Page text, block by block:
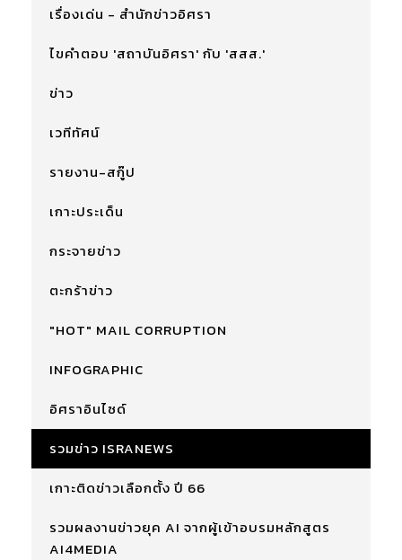
เรื่องเด่น - สำนักข่าวอิศรา
ไขคำตอบ 'สถาบันอิศรา' กับ 'สสส.'
ข่าว
เวทีทัศน์
รายงาน-สกู๊ป
เกาะประเด็น
กระจายข่าว
ตะกร้าข่าว
"HOT" MAIL CORRUPTION
INFOGRAPHIC
อิศราอินไซด์
รวมข่าว ISRANEWS
เกาะติดข่าวเลือกตั้ง ปี 66
รวมผลงานข่าวยุค AI จากผู้เข้าอบรมหลักสูตร
AI4MEDIA